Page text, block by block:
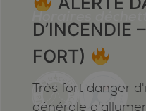
Horaires
D’INCENDIE
FORT)
Très fort danger
générale